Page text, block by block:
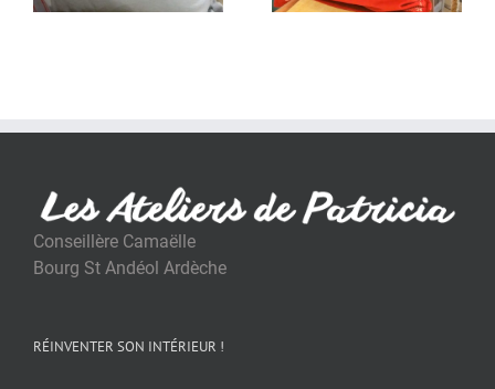
Conseillère Camaëlle
Bourg St Andéol Ardèche
RÉINVENTER SON INTÉRIEUR !